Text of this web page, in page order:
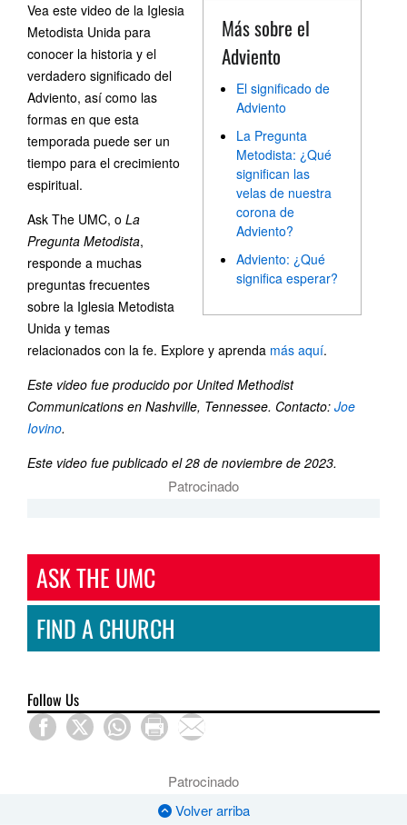
Más sobre el
Adviento
El significado de
Adviento
La Pregunta
Metodista: ¿Qué
significan las
velas de nuestra
corona de
Adviento?
Adviento: ¿Qué
significa esperar?
Vea este video de la Iglesia
Metodista Unida para
conocer la historia y el
verdadero significado del
Adviento, así como las
formas en que esta
temporada puede ser un
tiempo para el crecimiento
espiritual.
Ask The UMC, o La
Pregunta Metodista,
responde a muchas
preguntas frecuentes
sobre la Iglesia Metodista
Unida y temas
relacionados con la fe. Explore y aprenda más aquí.
Este video fue producido por United Methodist
Communications en Nashville, Tennessee. Contacto: Joe
Iovino.
Este video fue publicado el 28 de noviembre de 2023.
Patrocinado
ASK THE UMC
FIND A CHURCH
Follow Us
Patrocinado
Volver arriba